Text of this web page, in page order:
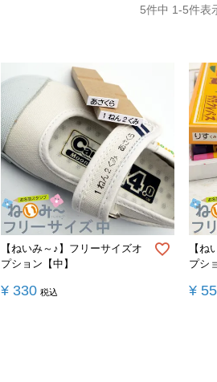
5件中 1-5件表
【ねいみ～♪】フリーサイズオ
プション【中】
¥ 330 税込
【
プシ
¥